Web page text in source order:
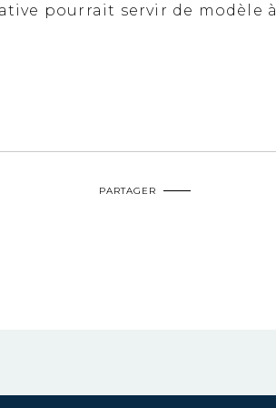
pourrait servir de modèle à
PARTAGER